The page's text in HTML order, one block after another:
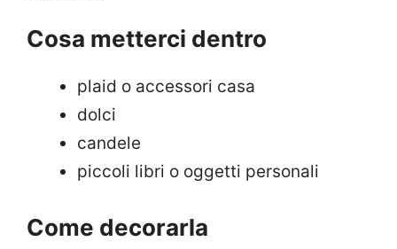
Cosa metterci dentro
plaid o accessori casa
dolci
candele
piccoli libri o oggetti personali
Come decorarla